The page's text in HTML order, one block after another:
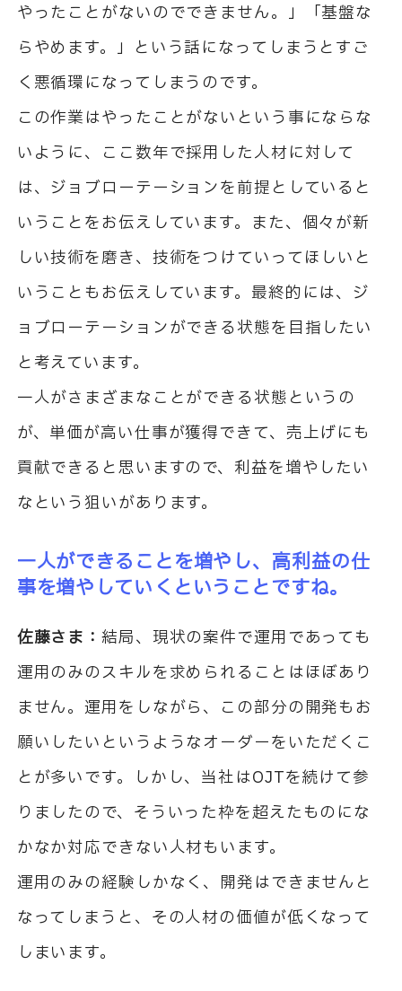
やったことがないのでできません。」「基盤な
らやめます。」という話になってしまうとすご
く悪循環になってしまうのです。
この作業はやったことがないという事にならな
いように、ここ数年で採用した人材に対して
は、ジョブローテーションを前提としていると
いうことをお伝えしています。また、個々が新
しい技術を磨き、技術をつけていってほしいと
いうこともお伝えしています。最終的には、ジ
ョブローテーションができる状態を目指したい
と考えています。
一人がさまざまなことができる状態というの
が、単価が高い仕事が獲得できて、売上げにも
貢献できると思いますので、利益を増やしたい
なという狙いがあります。
一人ができることを増やし、高利益の仕
事を増やしていくということですね。
佐藤さま：結局、現状の案件で運用であっても
運用のみのスキルを求められることはほぼあり
ません。運用をしながら、この部分の開発もお
願いしたいというようなオーダーをいただくこ
とが多いです。しかし、当社はOJTを続けて参
りましたので、そういった枠を超えたものにな
かなか対応できない人材もいます。
運用のみの経験しかなく、開発はできませんと
なってしまうと、その人材の価値が低くなって
しまいます。